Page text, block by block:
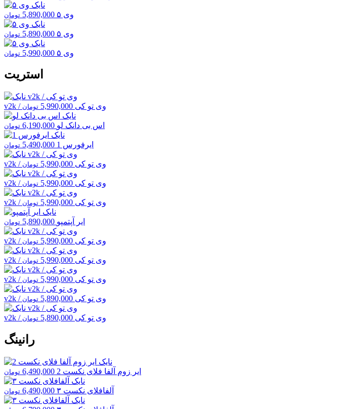
وی ۵ 5,890,000 تومان
وی ۵ 5,890,000 تومان
وی ۵ 5,990,000 تومان
استریت
v2k / وی تو کی 5,990,000 تومان
اس بی دانک لو 6,190,000 تومان
ایرفورس 1 5,490,000 تومان
v2k / وی تو کی 5,990,000 تومان
v2k / وی تو کی 5,990,000 تومان
v2k / وی تو کی 5,990,000 تومان
ایر آپتمپو 5,890,000 تومان
v2k / وی تو کی 5,990,000 تومان
v2k / وی تو کی 5,990,000 تومان
v2k / وی تو کی 5,990,000 تومان
v2k / وی تو کی 5,890,000 تومان
v2k / وی تو کی 5,890,000 تومان
رانینگ
ایر زوم آلفا فلای نکست 2 6,490,000 تومان
آلفافلای نکست ۳ 6,490,000 تومان